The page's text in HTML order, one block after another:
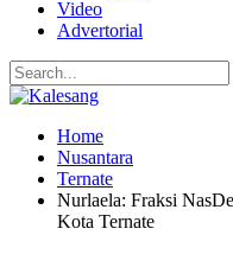
Video
Advertorial
Home
Nusantara
Ternate
Nurlaela: Fraksi
Kota Ternate